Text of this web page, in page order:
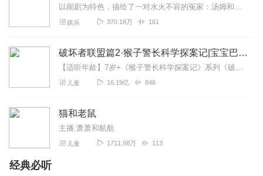
以闹剧为特色，描绘了一对水火不容的冤家：汤姆和杰瑞猫鼠之间的战争，片中的汤姆经常使用狡诈的诡计来对付杰瑞，而杰瑞则时常利用汤姆诡计中的漏洞逃脱他的迫害并给予报复
娱乐 370.18万 161
破坏者联盟篇2·猴子警长科学探案记|宝宝巴士故事
【适听年龄】7岁+《猴子警长科学探案记》系列《破坏者联盟篇1·猴子警长科学探案记》>>>《破坏者联盟篇2·猴子警长科学探案记》>>>《破坏者联盟篇3·猴子警长科...
儿童 16.19亿 846
猫和老鼠
主播:萧萧和航航
儿童 1711.98万 113
经典必听